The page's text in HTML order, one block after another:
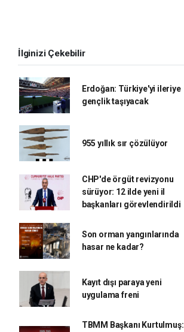
İlginizi Çekebilir
Erdoğan: Türkiye'yi ileriye
gençlik taşıyacak
955 yıllık sır çözülüyor
CHP'de örgüt revizyonu
sürüyor: 12 ilde yeni il
başkanları görevlendirildi
Son orman yangınlarında
hasar ne kadar?
Kayıt dışı paraya yeni
uygulama freni
TBMM Başkanı Kurtulmuş: